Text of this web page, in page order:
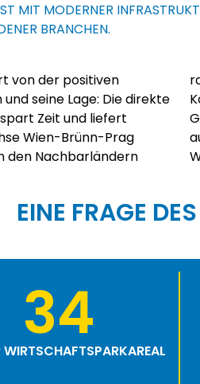
MIT MODERNER
BRANCHEN.
von der positiven
seine Lage: Die direkte
Zeit und liefert
Wien-Brünn-Prag
den Nachbarländern
in individueller
Umland - günstigeren
Wilfersdorf ist
A5 Mistelbach-
EINE FRAGE
34
WIRTSCHAFTSPARKAREAL